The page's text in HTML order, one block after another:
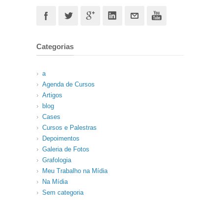
Categorias
a
Agenda de Cursos
Artigos
blog
Cases
Cursos e Palestras
Depoimentos
Galeria de Fotos
Grafologia
Meu Trabalho na Mídia
Na Mídia
Sem categoria